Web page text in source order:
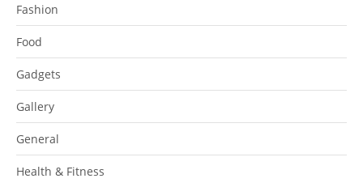
Fashion
Food
Gadgets
Gallery
General
Health & Fitness